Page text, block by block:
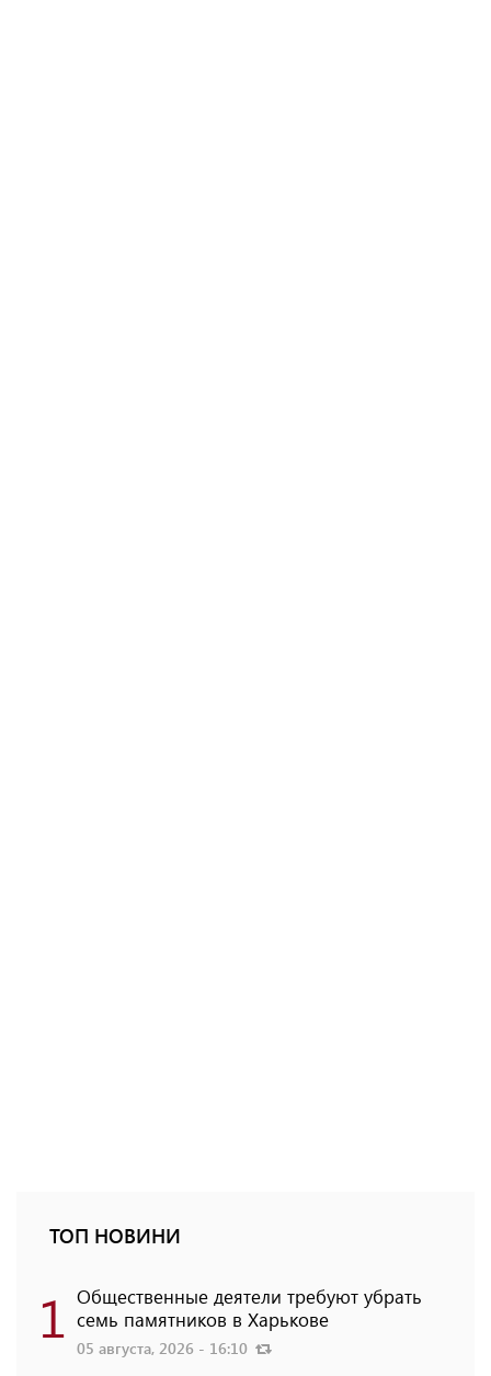
ТОП НОВИНИ
1 Общественные деятели требуют убрать
семь памятников в Харькове
05 августа, 2026 - 16:10